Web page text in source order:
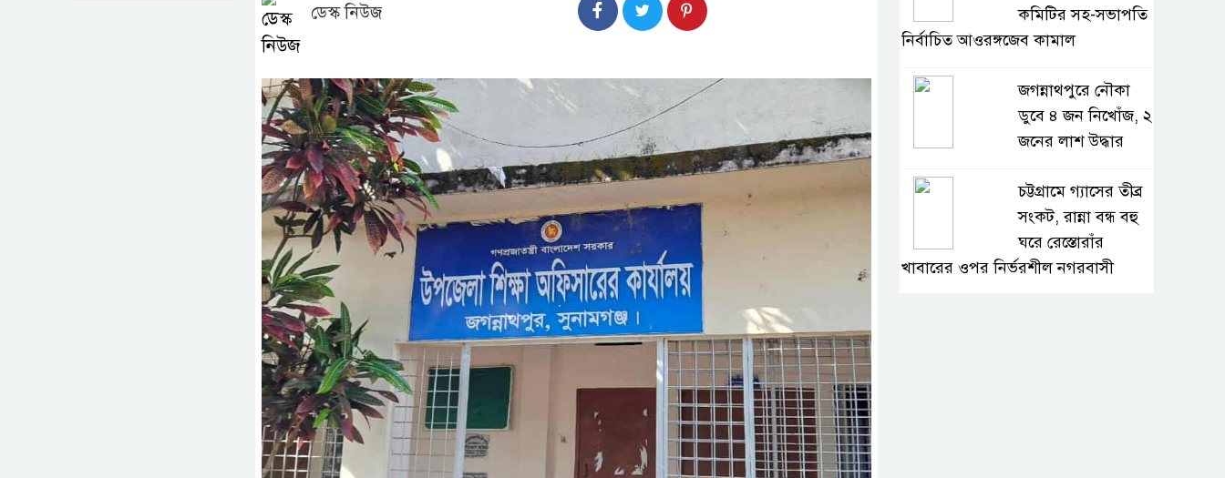
ডেস্ক নিউজ
কমিটির সহ-সভাপতি
নির্বাচিত আওরঙ্গজেব কামাল
জগন্নাথপুরে নৌকা
ডুবে ৪ জন নিখোঁজ, ২
জনের লাশ উদ্ধার
চট্টগ্রামে গ্যাসের তীব্র
সংকট, রান্না বন্ধ বহু
ঘরে রেস্তোরাঁর
খাবারের ওপর নির্ভরশীল নগরবাসী